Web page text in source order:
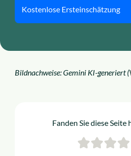
Kostenlose Ersteinschätzung
Bildnachweise: Gemini KI-generiert
Fanden Sie diese Seite